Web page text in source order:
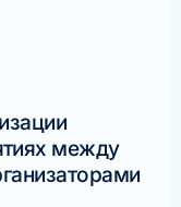
между